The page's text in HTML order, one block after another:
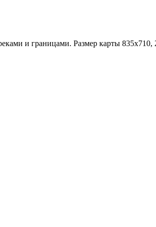
и границами. Размер карты 835x710,